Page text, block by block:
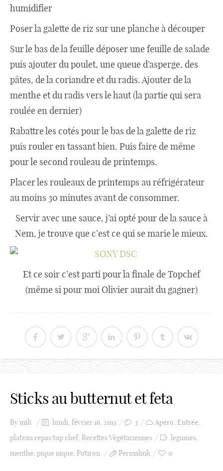
humidifier
Poser la galette de riz sur une planche à découper
Sur le bas de la feuille déposer une feuille de salade
puis ajouter du poulet, une queue d’asperge, des
pâtes, de la coriandre et du radis. Ajouter de la
menthe et du radis vers le haut (la partie qui sera
roulée en dernier)
Rabattre les cotés pour le bas de la galette de riz
puis rouler en tassant bien. Puis faire de même
pour le second rouleau de printemps.
Placer les rouleaux de printemps au réfrigérateur
au moins 30 minutes avant de consommer.
Servir avec une sauce, j’ai opté pour de la sauce à
Nem, je trouve que c’est ce qui se marie le mieux.
Et ce soir c’est parti pour la finale de Topchef
(même si pour moi Olivier aurait du gagner)
Sticks au butternut et feta
Bymili lundi, février 16, 2015 3 Apéro, Entrée,
plateau repas top chef, Recettes Végétariennes legumes,
menthe, pique nique, Potiron Permalink 0